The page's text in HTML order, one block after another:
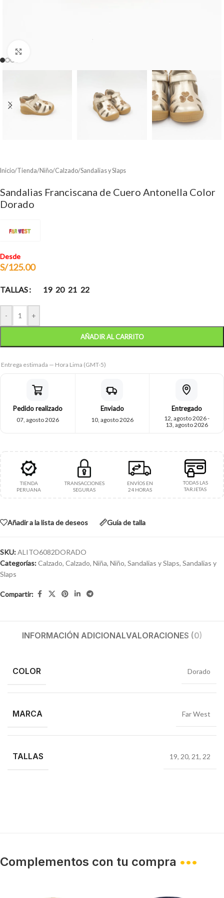
Inicio/Tienda/Niño/Calzado/Sandalias y Slaps
Sandalias Franciscana de Cuero Antonella Color
Dorado
Desde
S/125.00
TALLAS 19 20 21 22
- +
AÑADIR AL CARRITO
Entrega estimada — Hora Lima (GMT-5)
Pedido realizado
07, agosto 2026
Enviado
10, agosto 2026
Entregado
12, agosto 2026 -
13, agosto 2026
TIENDA
PERUANA
TRANSACCIONES
SEGURAS
ENVÍOS EN
24 HORAS
TODAS LAS
TARJETAS
Añadir a la lista de deseos Guía de talla
SKU:ALITO6082DORADO
Categorías:Calzado, Calzado, Niña, Niño, Sandalias y Slaps, Sandalias y
Slaps
Compartir:
INFORMACIÓN ADICIONALVALORACIONES (0)
COLOR Dorado
MARCA Far West
TALLAS 19, 20, 21, 22
Complementos con tu compra •••